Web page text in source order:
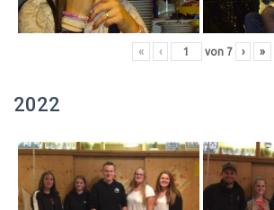
« ‹ von 7 › »
2022